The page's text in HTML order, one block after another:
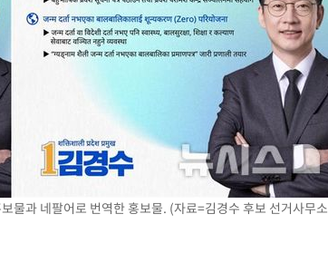
"
물과 네팔어로 번역한 홍보물. (자료=김경수 후보 선거사무소